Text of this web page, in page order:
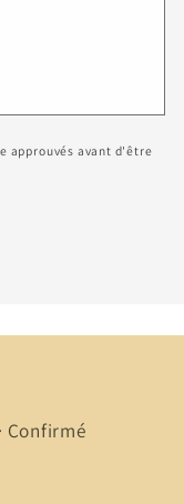
approuvés avant d'être